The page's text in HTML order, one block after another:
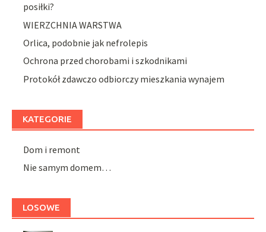
posiłki?
WIERZCHNIA WARSTWA
Orlica, podobnie jak nefrolepis
Ochrona przed chorobami i szkodnikami
Protokół zdawczo odbiorczy mieszkania wynajem
KATEGORIE
Dom i remont
Nie samym domem…
LOSOWE